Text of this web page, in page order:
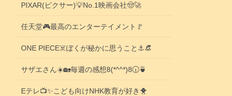
PIXAR(ピクサー)💡No.1映画会社🤠🚀
任天堂🎮️最高のエンターテイメント🚩
ONE PIECE☠️ぼくが秘かに思うこと⚓️👒
サザエさん☀️🏡毎週の感想8(*^^*)8🕡️🍵
Eテレ📺️✨こども向けNHK教育が好き🐥